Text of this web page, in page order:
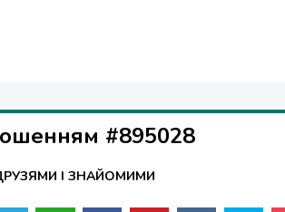
#895028
І ЗНАЙОМИМИ